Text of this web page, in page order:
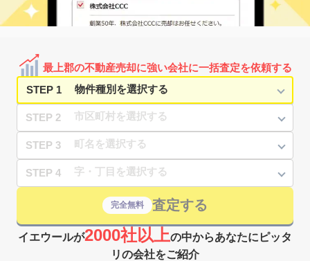
最上郡の不動産売却に強い会社に一括査定を依頼する
STEP 1
STEP 2
STEP 3
STEP 4
完全無料 査定する
イエウールが2000社以上の中からあなたにピッタ
リの会社をご紹介